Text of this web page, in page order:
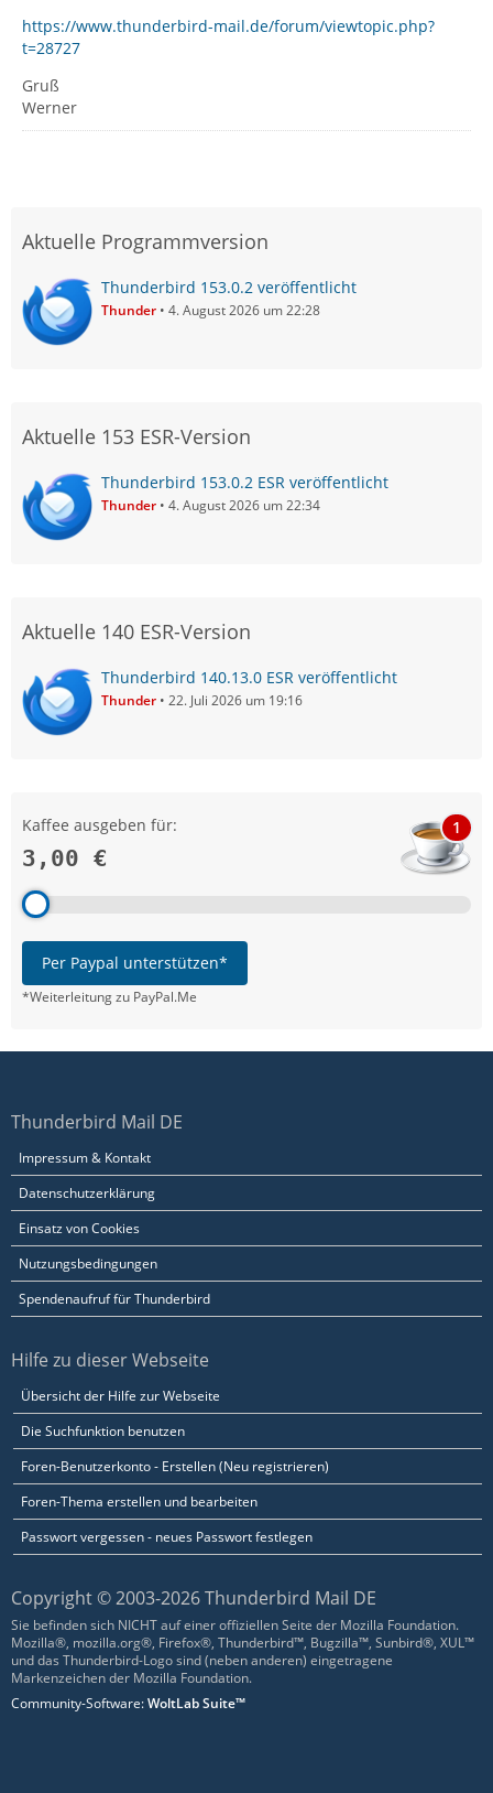
https://www.thunderbird-mail.de/forum/viewtopic.php?
t=28727
Gruß
Werner
Aktuelle Programmversion
Thunderbird 153.0.2 veröffentlicht
Thunder 4. August 2026 um 22:28
Aktuelle 153 ESR-Version
Thunderbird 153.0.2 ESR veröffentlicht
Thunder 4. August 2026 um 22:34
Aktuelle 140 ESR-Version
Thunderbird 140.13.0 ESR veröffentlicht
Thunder 22. Juli 2026 um 19:16
Kaffee ausgeben für:
3,00 €
1
Per Paypal unterstützen*
*Weiterleitung zu PayPal.Me
Thunderbird Mail DE
Impressum & Kontakt
Datenschutzerklärung
Einsatz von Cookies
Nutzungsbedingungen
Spendenaufruf für Thunderbird
Hilfe zu dieser Webseite
Übersicht der Hilfe zur Webseite
Die Suchfunktion benutzen
Foren-Benutzerkonto - Erstellen (Neu registrieren)
Foren-Thema erstellen und bearbeiten
Passwort vergessen - neues Passwort festlegen
Copyright © 2003-2026 Thunderbird Mail DE
Sie befinden sich NICHT auf einer offiziellen Seite der Mozilla Foundation.
Mozilla®, mozilla.org®, Firefox®, Thunderbird™, Bugzilla™, Sunbird®, XUL™
und das Thunderbird-Logo sind (neben anderen) eingetragene
Markenzeichen der Mozilla Foundation.
Community-Software:WoltLab Suite™